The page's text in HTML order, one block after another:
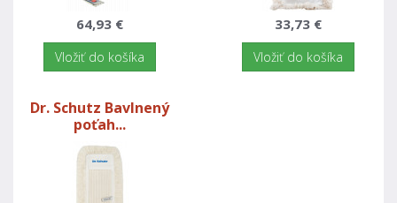
64,93 €
Vložiť do košíka
33,73 €
Vložiť do košíka
Dr. Schutz Bavlnený
poťah...